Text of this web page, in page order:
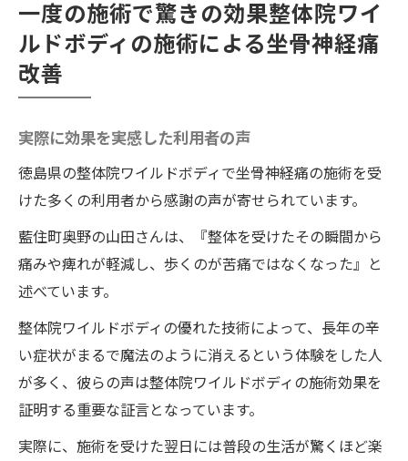
一度の施術で驚きの効果整体院ワイ
ルドボディの施術による坐骨神経痛
改善
実際に効果を実感した利用者の声
徳島県の整体院ワイルドボディで坐骨神経痛の施術を受
けた多くの利用者から感謝の声が寄せられています。
藍住町奥野の山田さんは、『整体を受けたその瞬間から
痛みや痺れが軽減し、歩くのが苦痛ではなくなった』と
述べています。
整体院ワイルドボディの優れた技術によって、長年の辛
い症状がまるで魔法のように消えるという体験をした人
が多く、彼らの声は整体院ワイルドボディの施術効果を
証明する重要な証言となっています。
実際に、施術を受けた翌日には普段の生活が驚くほど楽